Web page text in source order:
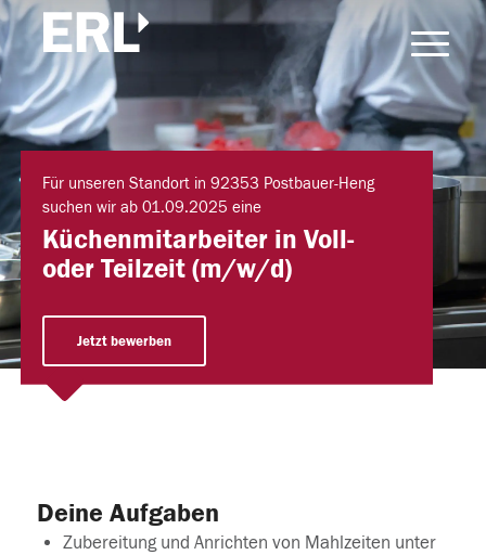
Für unseren Standort in 92353 Postbauer-Heng
suchen wir ab 01.09.2025 eine
Küchenmitarbeiter in Voll-
oder Teilzeit (m/w/d)
Jetzt bewerben
Deine Aufgaben
Zubereitung und Anrichten von Mahlzeiten unter